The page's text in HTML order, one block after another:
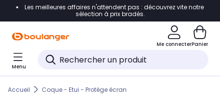
Accéder directement à la navigation
Accéder directement au pied de page
Accéder directement au chatbot
Les meilleures affaires n'attendent pas : découvrez vite notre
sélection à prix bradés.
Me connecterPanier
Menu
Accueil Coque - Etui - Protège écran